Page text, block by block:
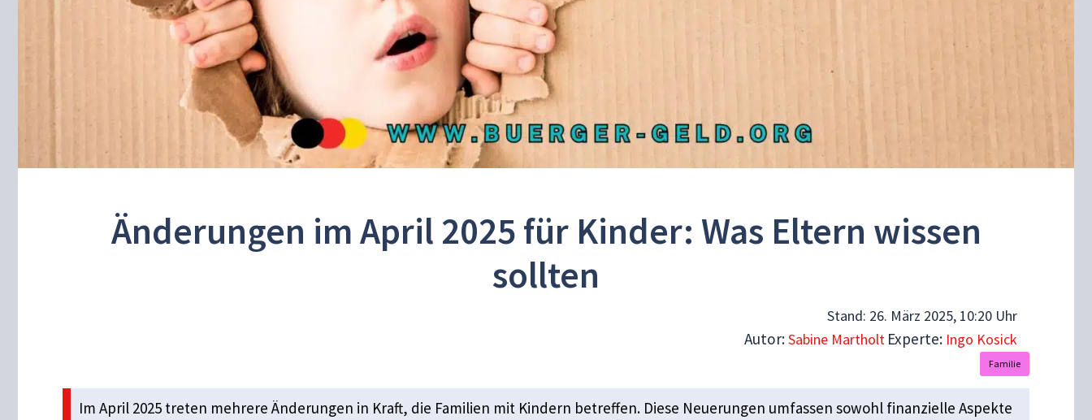
Änderungen im April 2025 für Kinder: Was Eltern wissen
sollten
Stand: 26. März 2025, 10:20 Uhr
Autor:Sabine Martholt Experte: Ingo Kosick
Familie
Im April 2025 treten mehrere Änderungen in Kraft, die Familien mit Kindern betreffen. Diese Neuerungen umfassen sowohl finanzielle Aspekte